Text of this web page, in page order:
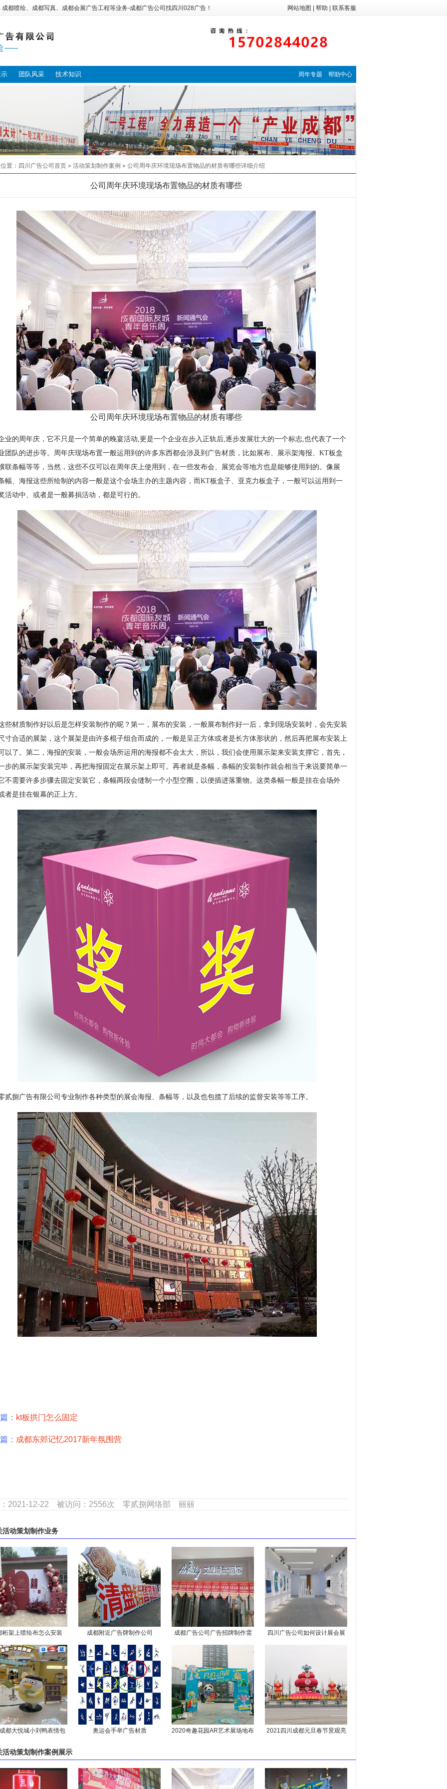
成都喷绘、 成都写真、 成都会展广告工程等业务-成都广告公司 找四川028广告 ！ 网站地图 帮助 联系客服
团队风采 技术知识 周年专题 帮助中心
置： 四川广告公司 首页 » 活动策划制作案例 » 公司周年庆环境现场布置物品的材质有哪些详细介绍
公司周年庆环境现场布置物品的材质有哪些
公司周年庆环境现场布置物品的材质有哪些
业的周年庆，它不只是一个简单的晚宴活动,更是一个企业在步入正轨后,逐步发展壮大的一个标志,也代表了一个
团队的进步等。 周年庆现场布置一般运用到的许多东西都会涉及到广告材质，比如展布、展示架海报、KT板盒
联条幅等等，当然，这些不仅可以在周年庆上使用到，在一些发布会、展览会等地方也是能够使用到的。像展
幅、海报这些所绘制的内容一般是这个会场主办的主题内容，而KT板盒子、 亚克力板盒子，一般可以运用到一
活动中、或者是一般募捐活动，都是可行的。
些材质制作好以后是怎样安装制作的呢？第一，展布的安装，一般展布制作好一后，拿到现场安装时，会先安装
寸合适的展架，这个展架是由许多棍子组合而成的，一般是呈正方体或者是长方体形状的，然后再把展布安装上
以了。第二，海报的安装，一般会场所运用的海报都不会太大，所以，我们会使用展示架来安装支撑它，首先，
步的展示架安装完毕，再把海报固定在展示架上即可。再者就是条幅，条幅的安装制作就会相当于来说要简单一
不需要许多步骤去固定安装它，条幅两段会缝制一个小型空圈，以便插进落重物。这类条幅一般是挂在会场外
者是挂在银幕的正上方。
贰捌广告有限公司专业制作各种类型的展会海报、条幅等，以及也包揽了后续的监督安装等等工序。
： kt板拱门怎么固定
： 成都东郊记忆2017新年氛围营
2021-12-22 被访问：2556次 零贰捌网络部 丽丽
活动策划制作业务
桁架上喷绘布怎么安装 成都附近广告牌制作公司
成都广告公司广告招牌制作需
要什么材料
四川广告公司如何设计展会展
都大悦城小刘鸭表情包
简介
奥运会手举广告材质
2020奇趣花园AR艺术展场地布
2021四川成都元旦春节景观亮
活动策划制作案例 展示